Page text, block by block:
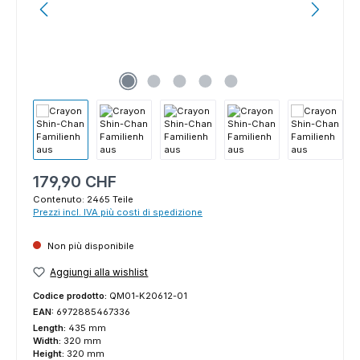
Prezzo normale:
179,90 CHF
Contenuto: 2465 Teile
Prezzi incl. IVA più costi di spedizione
Non più disponibile
Aggiungi alla wishlist
Codice prodotto: QM01-K20612-01
EAN: 6972885467336
Length: 435 mm
Width: 320 mm
Height: 320 mm